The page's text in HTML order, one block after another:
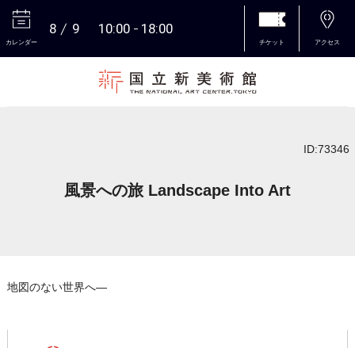
カレンダー
8 9 10:00 18:00
チケット アクセス
ID:73346
風景への旅 Landscape Into Art
地図のない世界へ―